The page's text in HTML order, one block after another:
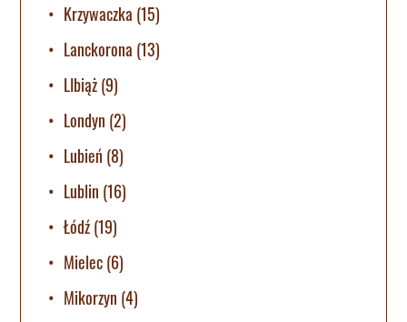
Krzywaczka (15)
Lanckorona (13)
LIbiąż(9)
Londyn (2)
Lubień (8)
Lublin (16)
Łódź(19)
Mielec(6)
Mikorzyn (4)